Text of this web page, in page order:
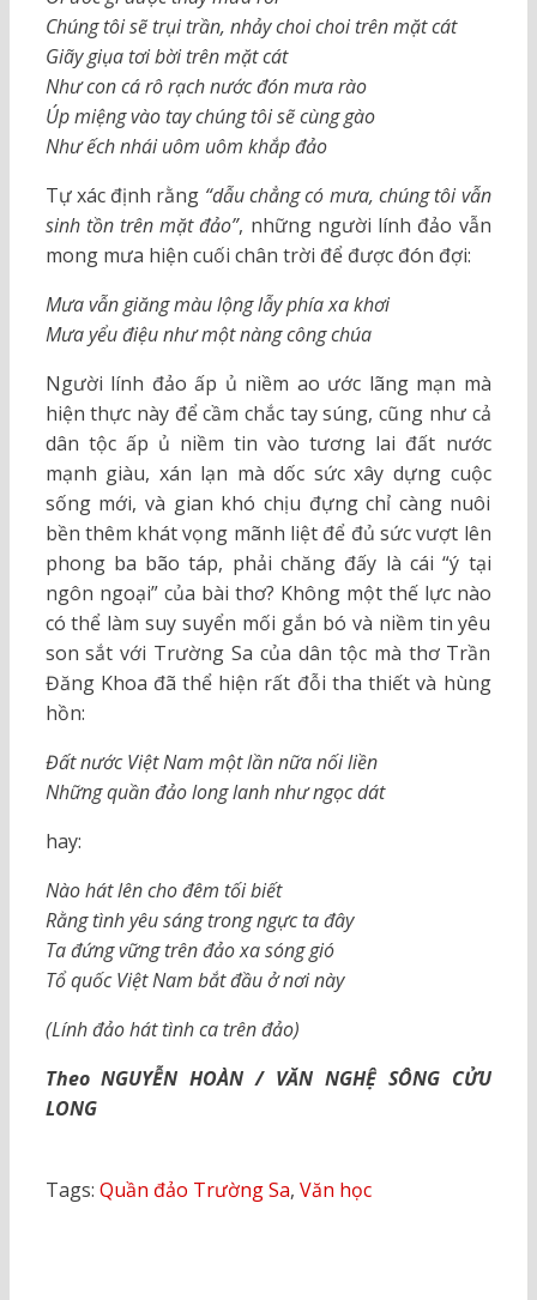
Chúng tôi sẽ trụi trần, nhảy choi choi trên mặt cát
Giãy giụa tơi bời trên mặt cát
Như con cá rô rạch nước đón mưa rào
Úp miệng vào tay chúng tôi sẽ cùng gào
Như ếch nhái uôm uôm khắp đảo
Tự xác định rằng “dẫu chẳng có mưa, chúng tôi vẫn
sinh tồn trên mặt đảo”, những người lính đảo vẫn
mong mưa hiện cuối chân trời để được đón đợi:
Mưa vẫn giăng màu lộng lẫy phía xa khơi
Mưa yểu điệu như một nàng công chúa
Người lính đảo ấp ủ niềm ao ước lãng mạn mà
hiện thực này để cầm chắc tay súng, cũng như cả
dân tộc ấp ủ niềm tin vào tương lai đất nước
mạnh giàu, xán lạn mà dốc sức xây dựng cuộc
sống mới, và gian khó chịu đựng chỉ càng nuôi
bền thêm khát vọng mãnh liệt để đủ sức vượt lên
phong ba bão táp, phải chăng đấy là cái “ý tại
ngôn ngoại” của bài thơ? Không một thế lực nào
có thể làm suy suyển mối gắn bó và niềm tin yêu
son sắt với Trường Sa của dân tộc mà thơ Trần
Đăng Khoa đã thể hiện rất đỗi tha thiết và hùng
hồn:
Đất nước Việt Nam một lần nữa nối liền
Những quần đảo long lanh như ngọc dát
hay:
Nào hát lên cho đêm tối biết
Rằng tình yêu sáng trong ngực ta đây
Ta đứng vững trên đảo xa sóng gió
Tổ quốc Việt Nam bắt đầu ở nơi này
(Lính đảo hát tình ca trên đảo)
Theo NGUYỄN HOÀN / VĂN NGHỆ SÔNG CỬU
LONG
Tags: Quần đảo Trường Sa, Văn học